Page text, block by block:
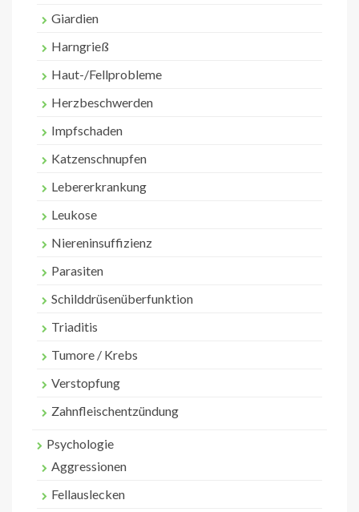
Giardien
Harngrieß
Haut-/Fellprobleme
Herzbeschwerden
Impfschaden
Katzenschnupfen
Lebererkrankung
Leukose
Niereninsuffizienz
Parasiten
Schilddrüsenüberfunktion
Triaditis
Tumore / Krebs
Verstopfung
Zahnfleischentzündung
Psychologie
Aggressionen
Fellauslecken